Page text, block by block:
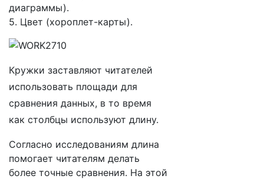
диаграммы).
5. Цвет (хороплет-карты).
Кружки заставляют читателей
использовать площади для
сравнения данных, в то время
как столбцы используют длину.
Согласно исследованиям длина
помогает читателям делать
более точные сравнения. На этой